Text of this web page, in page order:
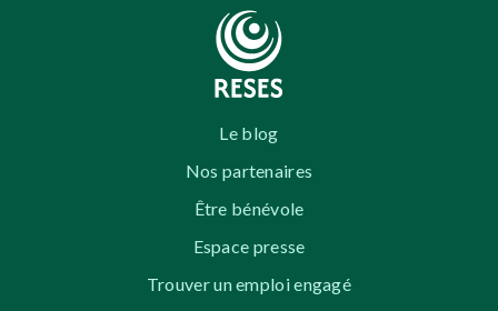
Le blog
Nos partenaires
Être bénévole
Espace presse
Trouver un emploi engagé